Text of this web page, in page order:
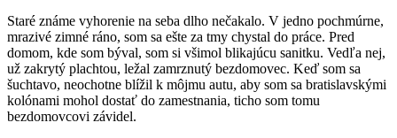
Staré známe vyhorenie na seba dlho nečakalo. V jedno pochmúrne,
mrazivé zimné ráno, som sa ešte za tmy chystal do práce. Pred
domom, kde som býval, som si všimol blikajúcu sanitku. Vedľa nej,
už zakrytý plachtou, ležal zamrznutý bezdomovec. Keď som sa
šuchtavo, neochotne blížil k môjmu autu, aby som sa bratislavskými
kolónami mohol dostať do zamestnania, ticho som tomu
bezdomovcovi závidel.